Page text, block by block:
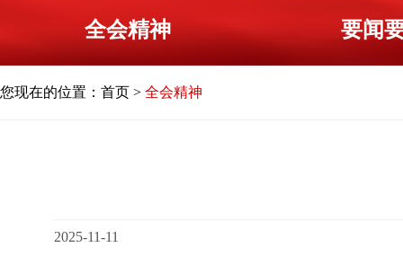
全会精神 要闻
您现在的位置： 首页 > 全会精神
2025-11-11